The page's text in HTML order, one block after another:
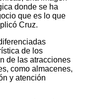
donde se ha
que es lo que
Cruz.
de los
de las atracciones
como almacenes,
y atención